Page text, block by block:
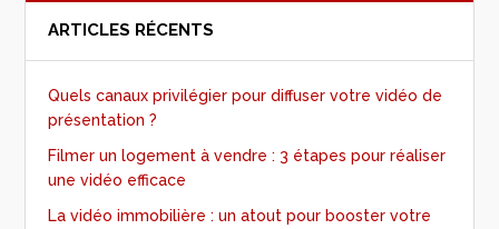
ARTICLES RÉCENTS
Quels canaux privilégier pour diffuser votre vidéo de
présentation ?
Filmer un logement à vendre : 3 étapes pour réaliser
une vidéo efficace
La vidéo immobilière : un atout pour booster votre